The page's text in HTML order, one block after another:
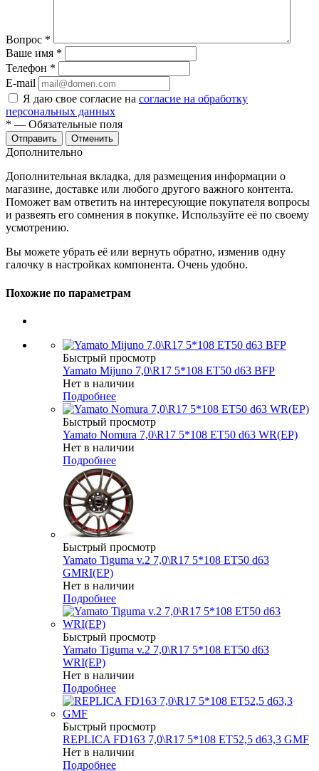
Вопрос *
Ваше имя *
Телефон *
E-mail
Я даю свое согласие на согласие на обработку
персональных данных
* — Обязательные поля
Отменить
Дополнительно
Дополнительная вкладка, для размещения информации о
магазине, доставке или любого другого важного контента.
Поможет вам ответить на интересующие покупателя вопросы
и развеять его сомнения в покупке. Используйте её по своему
усмотрению.
Вы можете убрать её или вернуть обратно, изменив одну
галочку в настройках компонента. Очень удобно.
Похожие по параметрам
Быстрый просмотр
Yamato Mijuno 7,0\R17 5*108 ET50 d63 BFP
Нет в наличии
Подробнее
Быстрый просмотр
Yamato Nomura 7,0\R17 5*108 ET50 d63 WR(EP)
Нет в наличии
Подробнее
Быстрый просмотр
Yamato Tiguma v.2 7,0\R17 5*108 ET50 d63
GMRI(EP)
Нет в наличии
Подробнее
Быстрый просмотр
Yamato Tiguma v.2 7,0\R17 5*108 ET50 d63
WRI(EP)
Нет в наличии
Подробнее
Быстрый просмотр
REPLICA FD163 7,0\R17 5*108 ET52,5 d63,3 GMF
Нет в наличии
Подробнее